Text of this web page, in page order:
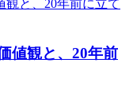
値観と、20年前